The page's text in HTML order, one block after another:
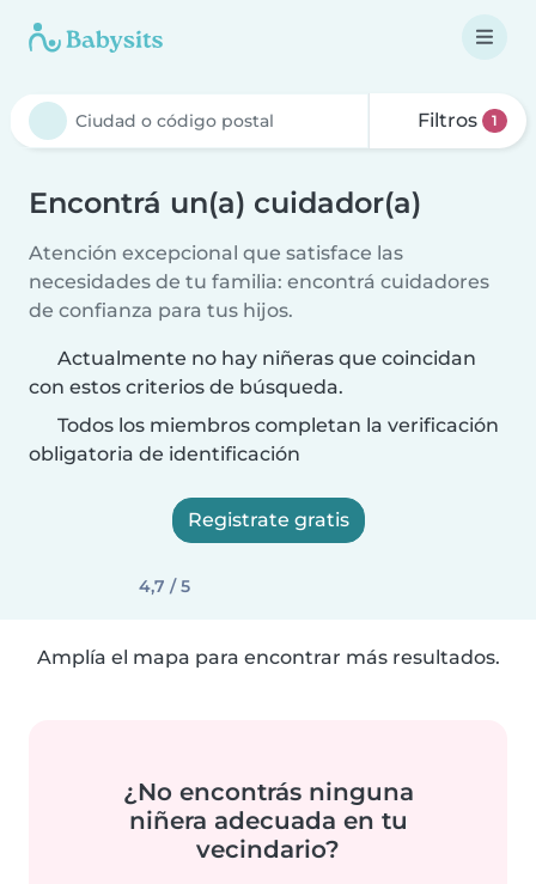
Filtros 1
Encontrá un(a) cuidador(a)
Atención excepcional que satisface las
necesidades de tu familia: encontrá cuidadores
de confianza para tus hijos.
Actualmente no hay niñeras que coincidan
con estos criterios de búsqueda.
Todos los miembros completan la verificación
obligatoria de identificación
Registrate gratis
4,7 / 5
Amplía el mapa para encontrar más resultados.
¿No encontrás ninguna
niñera adecuada en tu
vecindario?